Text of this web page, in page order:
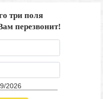
три поля
перезвонит!